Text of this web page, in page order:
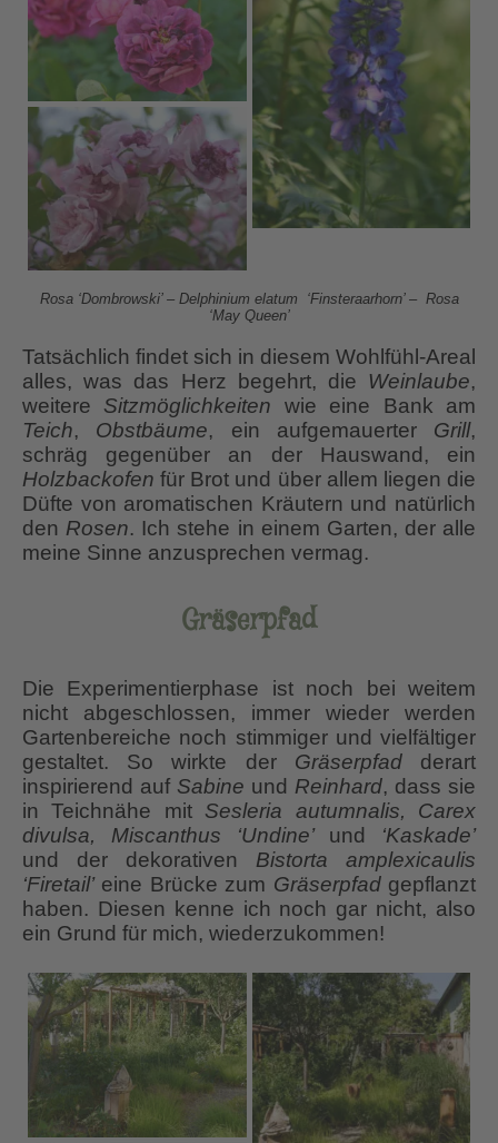
Rosa ‘Dombrowski’ – Delphinium elatum ‘Finsteraarhorn’ – Rosa
‘May Queen’
Tatsächlich findet sich in diesem Wohlfühl-Areal
alles, was das Herz begehrt, die Weinlaube,
weitere Sitzmöglichkeiten wie eine Bank am
Teich, Obstbäume, ein aufgemauerter Grill,
schräg gegenüber an der Hauswand, ein
Holzbackofen für Brot und über allem liegen die
Düfte von aromatischen Kräutern und natürlich
den Rosen. Ich stehe in einem Garten, der alle
meine Sinne anzusprechen vermag.
Gräserpfad
Die Experimentierphase ist noch bei weitem
nicht abgeschlossen, immer wieder werden
Gartenbereiche noch stimmiger und vielfältiger
gestaltet. So wirkte der Gräserpfadderart
inspirierend auf Sabine und Reinhard, dass sie
in Teichnähe mit Sesleria autumnalis, Carex
divulsa,
Miscanthus ‘Undine’und ‘Kaskade’
und der dekorativen Bistorta amplexicaulis
‘Firetail’eine Brücke zum Gräserpfadgepflanzt
haben. Diesen kenne ich noch gar nicht, also
ein Grund für mich, wiederzukommen!